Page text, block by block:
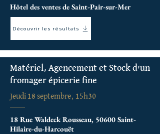
Hôtel des ventes de Saint-Pair-sur-Mer
Découvrir les résultats
Matériel, Agencement et Stock d'un
fromager épicerie fine
Jeudi 18 septembre, 15h30
18 Rue Waldeck Rousseau, 50600 Saint-
Hilaire-du-Harcouët